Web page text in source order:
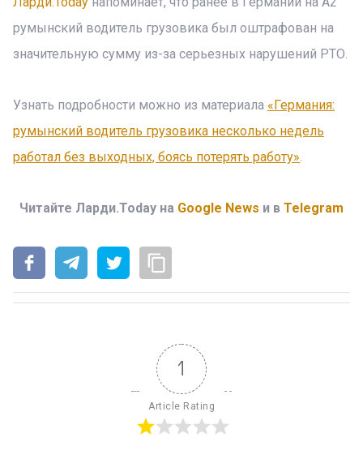
румынский водитель грузовика был оштрафован на
значительную сумму из-за серьезных нарушений РТО.
Узнать подробности можно из материала «Германия:
румынский водитель грузовика несколько недель
работал без выходных, боясь потерять работу».
Читайте Ларди.Today на Google News и в Telegram
1
Article Rating